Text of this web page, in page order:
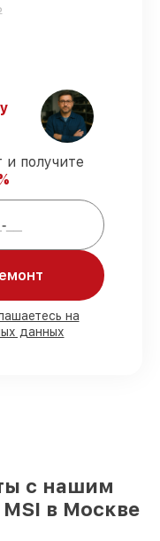
– гарантируем
–
работ без
материнских
для
получите
на
данных
с нашим
в Москве